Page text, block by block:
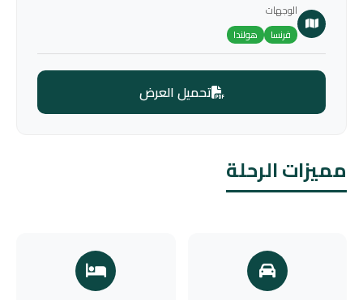
مميزات الرحلة
الوجهات
فرنسا هولندا
تحميل العرض